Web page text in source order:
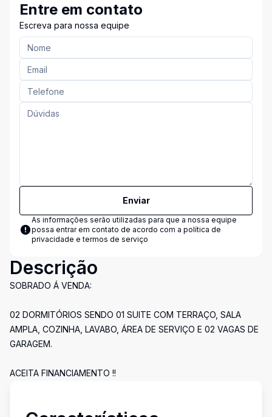
Entre em contato
Escreva para nossa equipe
Enviar
As informações serão utilizadas para que a nossa equipe
possa entrar em contato de acordo com a política de
privacidade e termos de serviço
Descrição
SOBRADO Á VENDA:
02 DORMITÓRIOS SENDO 01 SUITE COM TERRAÇO, SALA
AMPLA, COZINHA, LAVABO, ÁREA DE SERVIÇO E 02 VAGAS DE
GARAGEM.
ACEITA FINANCIAMENTO !!